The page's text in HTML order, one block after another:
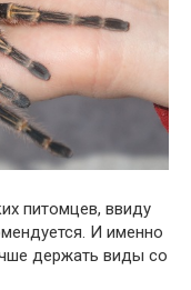
питомцев, ввиду
И именно
держать виды со